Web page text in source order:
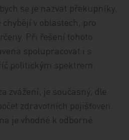
se je nazvat překupníky.
v oblastech, pro
Při řešení tohoto
spolupracovat i s
politickým spektrem.
zvážení, je současný, dle
zdravotních pojišťoven.
je vhodné k odborné